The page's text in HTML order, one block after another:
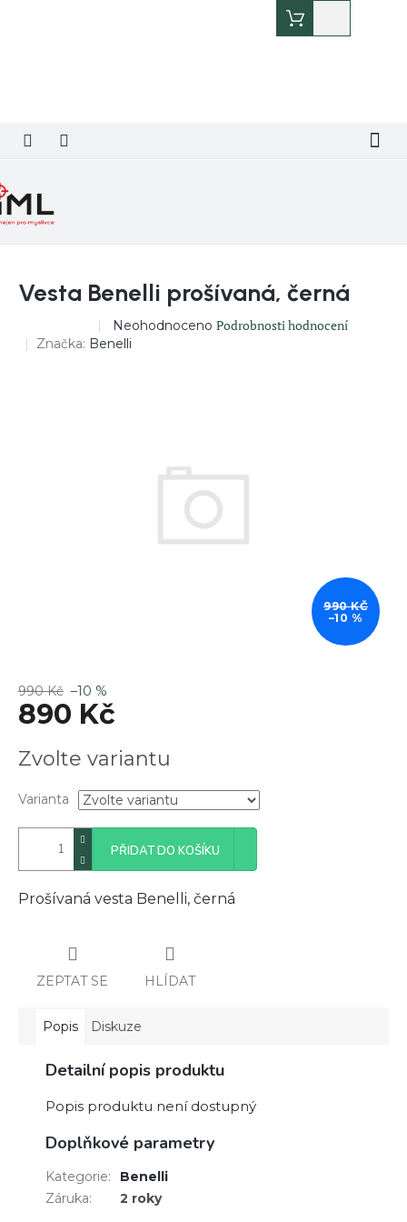
košík
Vesta Benelli prošívaná, černá
Průměrné
hodnocení
Neohodnoceno Podrobnosti hodnocení
Značka: Benelli
990 KČ
–10 %
990 Kč –10 %
890 Kč
cena:
Zvolte variantu
Varianta
PŘIDAT DO KOŠÍKU
Prošívaná vesta Benelli, černá
ZEPTAT SE HLÍDAT
Popis Diskuze
Detailní popis produktu
Popis produktu není dostupný
Doplňkové parametry
Kategorie:
Benelli
Záruka: 2 roky